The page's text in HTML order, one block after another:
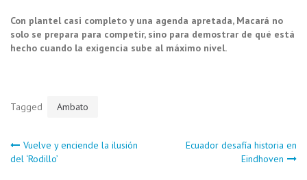
Con plantel casi completo y una agenda apretada, Macará no
solo se prepara para competir, sino para demostrar de qué está
hecho cuando la exigencia sube al máximo nivel.
Tagged Ambato
Navegación
Vuelve y enciende la ilusión
del ‘Rodillo’
Ecuador desafía historia en
Eindhoven